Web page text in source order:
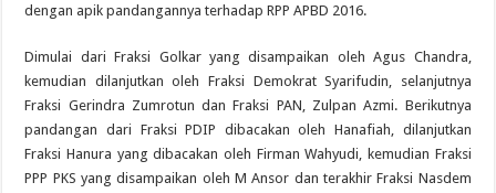
dengan apik pandangannya terhadap RPP APBD 2016.
Dimulai dari Fraksi Golkar yang disampaikan oleh Agus Chandra,
kemudian dilanjutkan oleh Fraksi Demokrat Syarifudin, selanjutnya
Fraksi Gerindra Zumrotun dan Fraksi PAN, Zulpan Azmi. Berikutnya
pandangan dari Fraksi PDIP dibacakan oleh Hanafiah, dilanjutkan
Fraksi Hanura yang dibacakan oleh Firman Wahyudi, kemudian Fraksi
PPP PKS yang disampaikan oleh M Ansor dan terakhir Fraksi Nasdem